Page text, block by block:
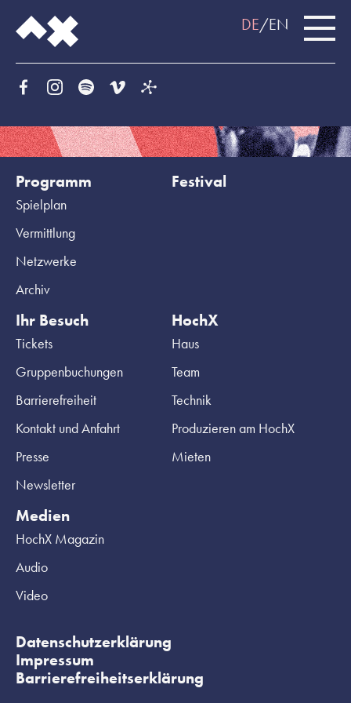
DE EN
Programm
Spielplan
Vermittlung
Netzwerke
Archiv
Festival
Ihr Besuch
Tickets
Gruppenbuchungen
Barrierefreiheit
Kontakt und Anfahrt
Presse
Newsletter
HochX
Haus
Team
Technik
Produzieren am HochX
Mieten
Medien
HochX Magazin
Audio
Video
Datenschutzerklärung
Impressum
Barrierefreiheitserklärung